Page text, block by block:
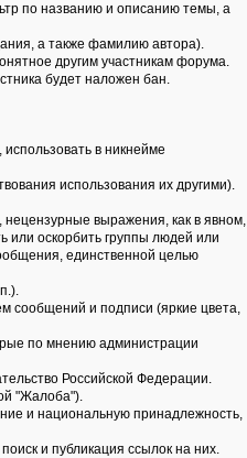
по названию и описанию темы, а
а также фамилию автора).
другим участникам форума.
будет наложен бан.
в никнейме
использования их другими).
выражения, как в явном,
или оскорбить группы людей или
единственной целью
сообщений и подписи (яркие цвета,
по мнению администрации
Российской Федерации.
"Жалоба").
и национальную принадлежность,
и публикация ссылок на них.